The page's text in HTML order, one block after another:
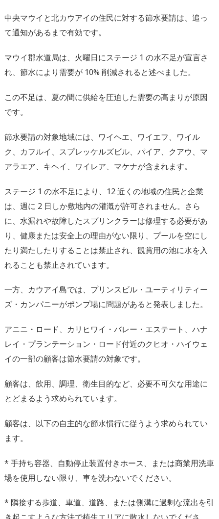
中央マウイと北カウアイの住民に対する節水要請は、追っ
て通知があるまで有効です。
マウイ郡水道局は、火曜日にステージ 1 の水不足が宣言さ
れ、節水により需要が 10% 削減されると述べました。
この不足は、夏の間に供給を圧迫した需要の高まりが原因
です。
節水要請の対象地域には、ワイヘエ、ワイエフ、ワイル
ク、カフルイ、スプレッケルズビル、パイア、クアウ、マ
アラエア、キヘイ、ワイレア、マケナが含まれます。
ステージ 1 の水不足により、12 近くの地域の住民と企業
は、週に 2 日しか敷地内の灌漑が許可されません。さら
に、水漏れや故障したスプリンクラーは修理する必要があ
り、健康または安全上の理由がない限り、プールを空にし
たり満たしたりすることは禁止され、観賞用の池に水を入
れることも禁止されています。
一方、カウアイ島では、プリンスビル・ユーティリティー
ズ・カンパニーがポンプ場に問題があると発表しました。
アニニ・ロード、カリヒワイ・バレー・エステート、ハナ
レイ・プランテーション・ロード付近のクヒオ・ハイウェ
イの一部の顧客は節水要請の対象です。
顧客は、飲用、調理、衛生目的など、必要不可欠な用途に
とどまるよう求められています。
顧客は、以下の自主的な節水慣行に従うよう求められてい
ます。
* 手持ち容器、自動停止装置付きホース、または商業用洗車
場を使用しない限り、車を洗わないでください。
* 隣接する歩道、車道、道路、または側溝に過剰な流出を引